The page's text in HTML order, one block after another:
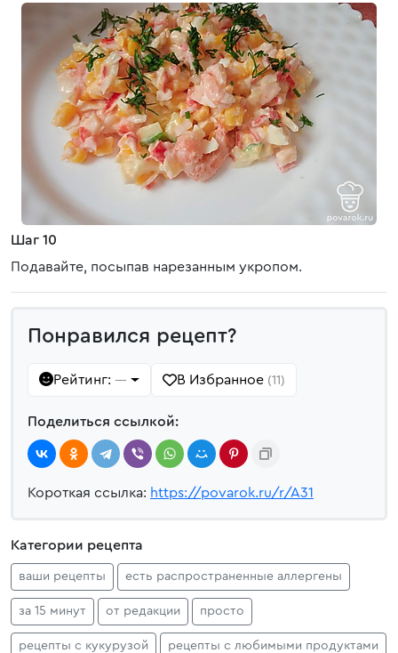
Шаг 10
Подавайте, посыпав нарезанным укропом.
Понравился рецепт?
Рейтинг: — В Избранное (11)
Поделиться ссылкой:
Короткая ссылка: https://povarok.ru/r/A31
Категории рецепта
ваши рецепты есть распространенные аллергены
за 15 минут от редакции просто
рецепты с кукурузой рецепты с любимыми продуктами